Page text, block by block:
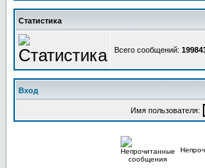
Статистика
Всего сообщений:
Вход
Имя пользователя: